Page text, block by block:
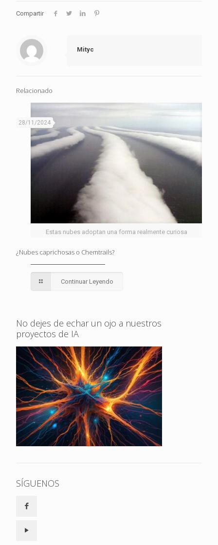
Compartir
Mityc
Relacionado
Estas nubes adoptan una forma realmente curiosa
28/11/2024
¿Nubes caprichosas o Chemtrails?
Continuar Leyendo
No dejes de echar un ojo a nuestros
proyectos de IA
SÍGUENOS